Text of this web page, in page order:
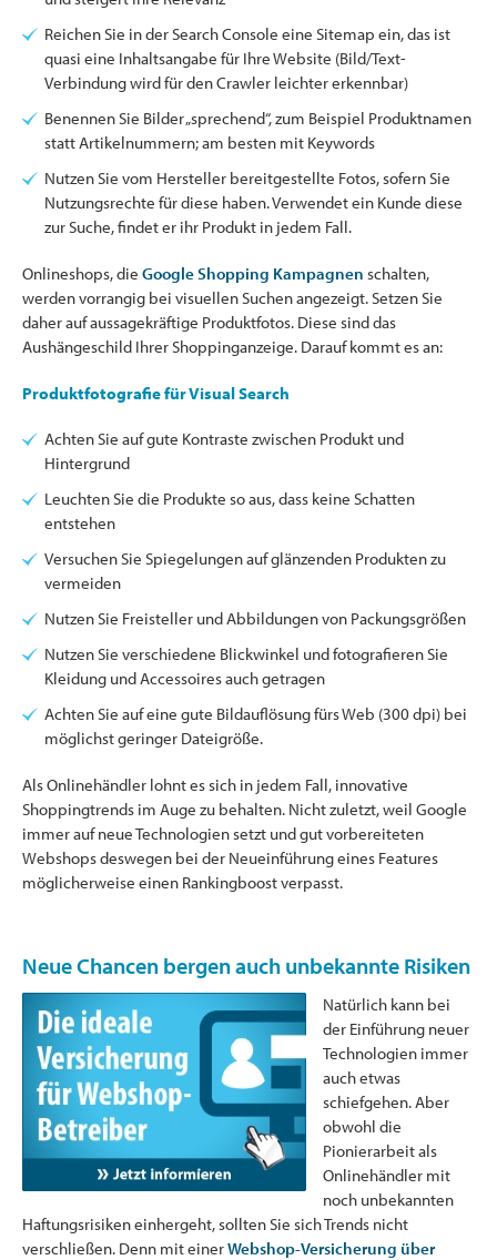
Reichen Sie in der Search Console eine Sitemap ein, das ist
quasi eine Inhaltsangabe für Ihre Website (Bild/Text-
Verbindung wird für den Crawler leichter erkennbar)
Benennen Sie Bilder „sprechend“, zum Beispiel Produktnamen
statt Artikelnummern; am besten mit Keywords
Nutzen Sie vom Hersteller bereitgestellte Fotos, sofern Sie
Nutzungsrechte für diese haben. Verwendet ein Kunde diese
zur Suche, findet er ihr Produkt in jedem Fall.
Onlineshops, die Google Shopping Kampagnen schalten,
werden vorrangig bei visuellen Suchen angezeigt. Setzen Sie
daher auf aussagekräftige Produktfotos. Diese sind das
Aushängeschild Ihrer Shoppinganzeige. Darauf kommt es an:
Produktfotografie für Visual Search
Achten Sie auf gute Kontraste zwischen Produkt und
Hintergrund
Leuchten Sie die Produkte so aus, dass keine Schatten
entstehen
Versuchen Sie Spiegelungen auf glänzenden Produkten zu
vermeiden
Nutzen Sie Freisteller und Abbildungen von Packungsgrößen
Nutzen Sie verschiedene Blickwinkel und fotografieren Sie
Kleidung und Accessoires auch getragen
Achten Sie auf eine gute Bildauflösung fürs Web (300 dpi) bei
möglichst geringer Dateigröße.
Als Onlinehändler lohnt es sich in jedem Fall, innovative
Shoppingtrends im Auge zu behalten. Nicht zuletzt, weil Google
immer auf neue Technologien setzt und gut vorbereiteten
Webshops deswegen bei der Neueinführung eines Features
möglicherweise einen Rankingboost verpasst.
Neue Chancen bergen auch unbekannte Risiken
Natürlich kann bei
der Einführung neuer
Technologien immer
auch etwas
schiefgehen. Aber
obwohl die
Pionierarbeit als
Onlinehändler mit
noch unbekannten
Haftungsrisiken einhergeht, sollten Sie sich Trends nicht
verschließen. Denn mit einerWebshop-Versicherung über